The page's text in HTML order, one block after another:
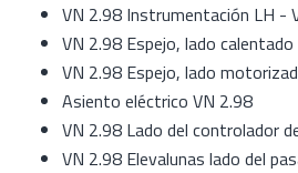
VN 2.98 Instrumentación LH -
VN 2.98 Espejo, lado calentado
VN 2.98 Espejo, lado
Asiento eléctrico VN 2.98
VN 2.98 Lado del controlador
VN 2.98 Elevalunas lado del